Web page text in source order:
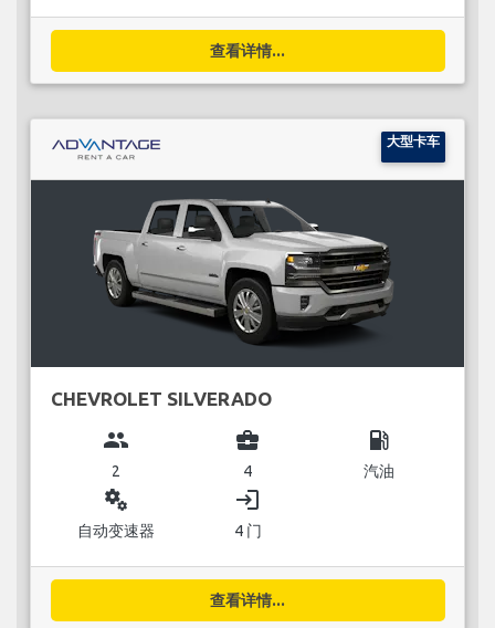
查看详情...
大型卡车
CHEVROLET SILVERADO
group
2
business_center
4
local_gas_station
汽油
miscellaneous_services
自动变速器
login
4 门
查看详情...